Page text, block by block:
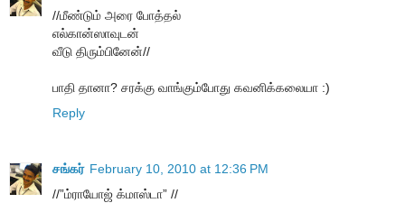
//மீண்டும் அரை போத்தல்
எல்கான்ஸாவுடன்
வீடு திரும்பினேன்//
பாதி தானா? சரக்கு வாங்கும்போது கவனிக்கலையா :)
Reply
சங்கர் February 10, 2010 at 12:36 PM
//”ம்ராயோஜ் க்மாஸ்டா” //